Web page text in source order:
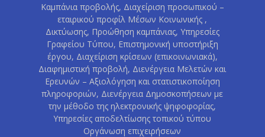
Καμπάνια προβολής, Διαχείριση προσωπικού –
εταιρικού προφίλ Μέσων Κοινωνικής ,
Δικτύωσης, Προώθηση καμπάνιας, Υπηρεσίες
Γραφείου Τύπου, Επιστημονική υποστήριξη
έργου, Διαχείριση κρίσεων (επικοινωνιακά),
Διαφημιστική προβολή, Διενέργεια Μελετών και
Ερευνών – Αξιολόγηση και στατιστικοποίηση
πληροφοριών, Διενέργεια Δημοσκοπήσεων με
την μέθοδο της ηλεκτρονικής ψηφοφορίας,
Υπηρεσίες αποδελτίωσης τοπικού τύπου
Οργάνωση επιχειρήσεων